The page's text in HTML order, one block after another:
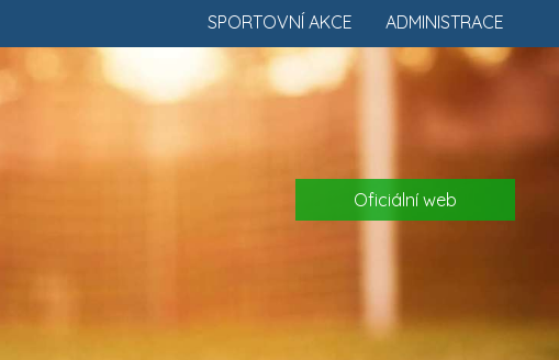
ADMINISTRACE
SPORTOVNÍ AKCE
Oficiální web